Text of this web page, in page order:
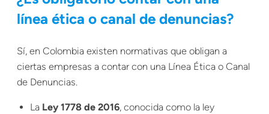
línea ética o canal de denuncias?
Sí, en Colombia existen normativas que obligan a
ciertas empresas a contar con una Línea Ética o Canal
de Denuncias.
La Ley 1778 de 2016, conocida como la ley